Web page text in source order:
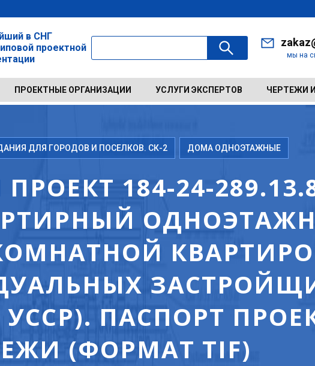
в СНГ
проектной
мы на
ПРОЕКТНЫЕ ОРГАНИЗАЦИИ УСЛУГИ ЭКСПЕРТОВ ЧЕРТЕЖИ
ДЛЯ ГОРОДОВ И ПОСЕЛКОВ. СК-2 ДОМА ОДНОЭТАЖНЫЕ
184-24-
ПАСПОРТ
(ФОРМАТ TIF)